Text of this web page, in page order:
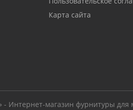
Карта сайта
Интернет-магазин фурнитуры для